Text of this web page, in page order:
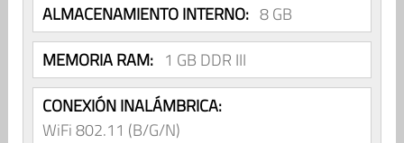
ALMACENAMIENTO INTERNO: 8 GB
MEMORIA RAM: 1 GB DDR III
CONEXIÓN INALÁMBRICA:
WiFi 802.11 (B/G/N)